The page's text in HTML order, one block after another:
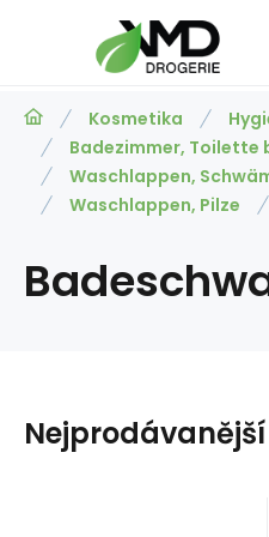
Kosmetika
Badezimmer, Toilette
Waschlappen,
Waschlappen, Pilze
Nejprodávanější